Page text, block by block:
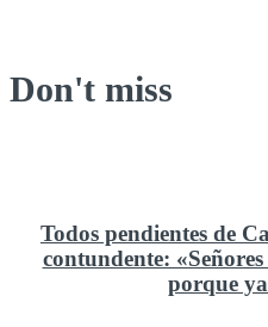
Don't miss
Todos pendientes de
contundente:
porque